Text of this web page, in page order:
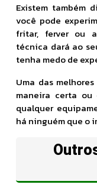
Existem também
você pode
fritar, ferver ou
técnica dará ao
tenha medo de
Uma das
maneira certa ou
qualquer
há ninguém que o